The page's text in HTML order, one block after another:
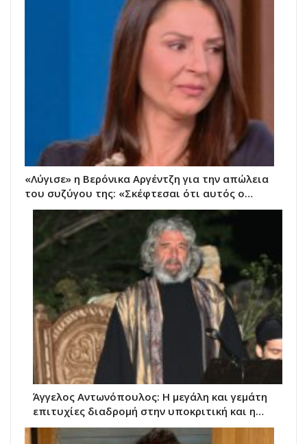
«Λύγισε» η Βερόνικα Αργέντζη για την απώλεια
του συζύγου της: «Σκέφτεσαι ότι αυτός ο…
Άγγελος Αντωνόπουλος: Η μεγάλη και γεμάτη
επιτυχίες διαδρομή στην υποκριτική και η…